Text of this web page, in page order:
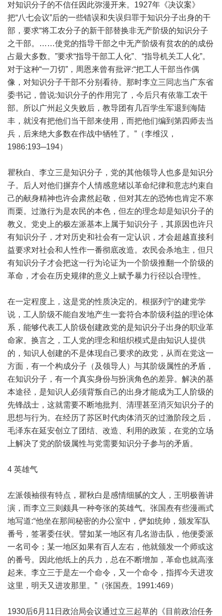
对知识分子的不信任因此弥漫开来。1927年《决议案》
把“八七会议”后的一些错误和失误归罪于知识分子出身的干
部，要求“将工农分子的新干部替换非无产阶级的知识分子
之干部。……使党的指导干部之中无产阶级有贫农的的成份
占最大多数。”要求“指导干部工人化”、“指导机关工人化”。
对于这种“一刀切”，周恩来曾有批评:“把工人干部当作偶
像，对知识分子干部不分别看待。那时李立三同志当广东省
委书记，曾说:知识分子的作用完了，今后只有依靠工农干
部。所以广州起义失败后，教导团有几百学生军退到海陆
丰，就没有把他们当干部来使用，而把他们编到第四师去当
兵，后来绝大多数在作战中牺牲了。”（李维汉，
1986:193─194）
瞿秋白、李立三是知识分子，党的其他领导人也多是知识分
子。后人对他们摒弃个人情感意绪以革命纪律和意志约束自
己的献身精神也许会肃然起敬，但对其左的恐怖也肯定不寒
而栗。过激行为是农民的本色，但左的理念却是知识分子的
教义。党史上的极左派基本上属于知识分子，其原因也许只
有知识分子，才对历史和社会有一定认识，才会超越直接利
益要求对社会和人性作一番彻底改造。农民会杀地主，但只
有知识分子才会把这一行为论证为一个阶级推翻一个阶级的
革命，才会在历史规律的意义上赋予暴力行径以合理性。
在一定程度上，这是党的性质决定的。根据列宁的建党学
说，工人阶级不能自发地产生一套符合本阶级利益的理论体
系，能够代表工人阶级创建政党的是知识分子出身的职业革
命家。换言之，工人党的理念和组织模式是由知识人提供
的，知识人创建的不是体现自己要求的政党，从而在党这一
方面，有一个构成分子（及领导人）与其阶级属性的矛盾，
在知识分子，有一个真实身份与扮演角色的差异。解决的基
本途径，是知识人必须背叛自己的出身才能成为工人阶级的
先锋战士，这就需要不断地批判、清理甚至消灭知识分子的
思想与行为。在经历了苏区时代肉体消灭的过激阶段之后，
毛泽东在延安创立了团结、改造、利用的政策，在党的立场
上解决了党的阶级属性与党需要知识分子参与的矛盾。
4 英雄气
左派领袖很有特点，瞿秋白是感情细腻的文人，王明极善讲
演，而李立三则颇具一种夸张的英雄气。张国焘有些漫画式
地写道:“他坐在那间秘密的办公室中，俨如统帅，颁发军队
番号，签署委任状。譬如某一地区有几名游击队，他便委派
一名司令；某一地区如果有百人左右，他就颁发一个师或这
的番号。因此他纸上的兵力，总在不断增加，革命也就高涨
起来。李立三于是左一个命令，又一个命令，指挥今天进攻
这里，明天又进攻那里。”（张国焘。1991:469）
1930后6月11日政治局会议通过立三起草的《目前政治任务